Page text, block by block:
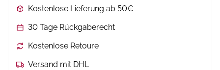
Kostenlose Lieferung ab 50€
30 Tage Rückgaberecht
Kostenlose Retoure
Versand mit DHL